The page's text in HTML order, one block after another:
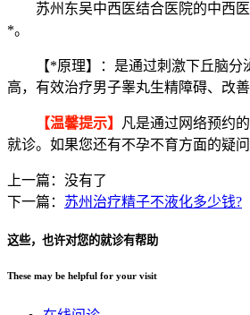
苏州东吴中西医结合医院的中西医
*。
【*原理】：是通过刺激下丘脑分泌
高，有效治疗男子睾丸生精障碍、改善
【温馨提示】
凡是通过网络预约
就诊。如果您还有不孕不育方面的疑
上一篇：没有了
下一篇： 苏州治疗精子不液化多少钱?
这些，也许对您的就诊有帮助
These may be helpful for your visit